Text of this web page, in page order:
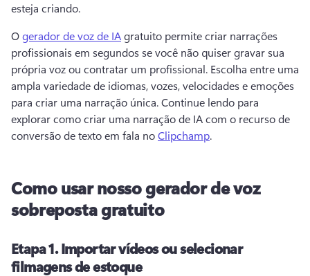
esteja criando.
O gerador de voz de IA gratuito permite criar narrações
profissionais em segundos se você não quiser gravar sua
própria voz ou contratar um profissional. Escolha entre uma
ampla variedade de idiomas, vozes, velocidades e emoções
para criar uma narração única. Continue lendo para
explorar como criar uma narração de IA com o recurso de
conversão de texto em fala no Clipchamp.
Como usar nosso gerador de voz
sobreposta gratuito
Etapa 1.Importar vídeos ou selecionar
filmagens de estoque